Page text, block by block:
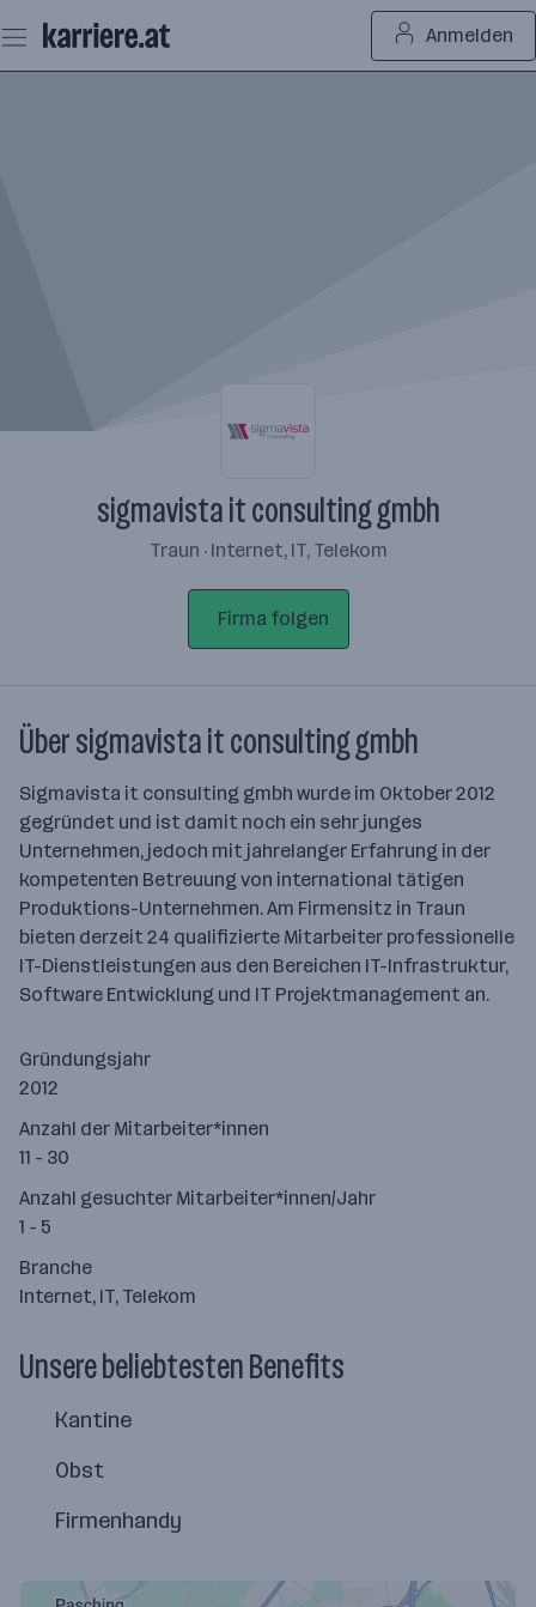
Seiteninhalt
springen
Anmelden
sigmavista it consulting gmbh
Traun · Internet, IT, Telekom
Firma folgen
Über sigmavista it consulting gmbh
Sigmavista it consulting gmbh wurde im Oktober 2012
gegründet und ist damit noch ein sehr junges
Unternehmen, jedoch mit jahrelanger Erfahrung in der
kompetenten Betreuung von international tätigen
Produktions-Unternehmen. Am Firmensitz in Traun
bieten derzeit 24 qualifizierte Mitarbeiter professionelle
IT-Dienstleistungen aus den Bereichen IT-Infrastruktur,
Software Entwicklung und IT Projektmanagement an.
Gründungsjahr
2012
Anzahl der Mitarbeiter*innen
11 - 30
Anzahl gesuchter Mitarbeiter*innen/Jahr
1 - 5
Branche
Internet, IT, Telekom
Unsere beliebtesten Benefits
Kantine
Obst
Firmenhandy